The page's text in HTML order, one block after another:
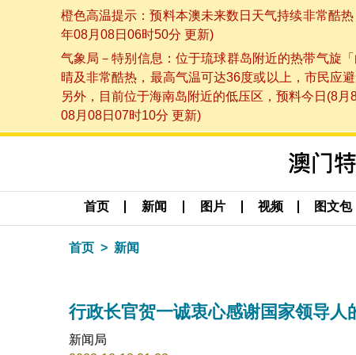
橙色高温提示：预料本澳未来数日天气持续非常酷
年08月08日06时50分 更新)
气象局－特别信息：位于琉球群岛附近的热带气旋
晴及非常酷热，最高气温可达36度或以上，市民应
另外，目前位于海南岛附近的低压区，预料今日(8
08月08日07时10分 更新)
首页 新闻 图片 视频 图文包
首页 新闻
行政长官贺一诚衷心感谢国家领导
新闻局